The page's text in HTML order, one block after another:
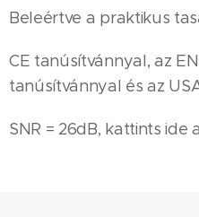
Beleértve a praktikus
CE tanúsítvánnyal, az
tanúsítvánnyal és az
SNR = 26dB, kattints ide